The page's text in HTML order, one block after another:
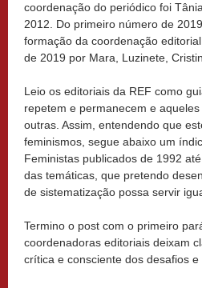
coordenação do periódico foi
2012. Do primeiro número de
formação da coordenação
de 2019 por Mara, Luzinete,
Leio os editoriais da REF como
repetem e permanecem e
outras. Assim, entendendo que
feminismos, segue abaixo um
Feministas publicados de 1992
das temáticas, que pretendo
de sistematização possa servir
Termino o post com o primeiro
coordenadoras editoriais deixam
crítica e consciente dos desafios